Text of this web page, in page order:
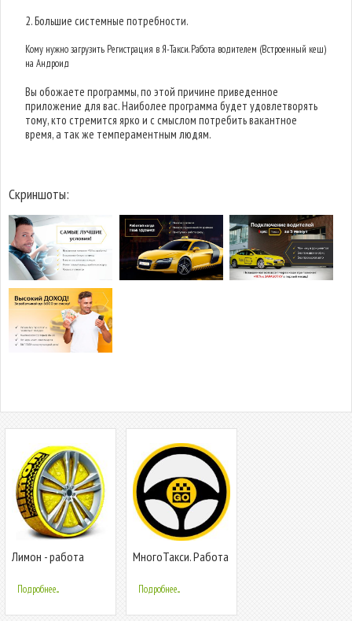
2. Большие системные потребности.
Кому нужно загрузить Регистрация в Я-Такси. Работа водителем (Встроенный кеш)
на Андроид
Вы обожаете программы, по этой причине приведенное
приложение для вас. Наиболее программа будет удовлетворять
тому, кто стремится ярко и с смыслом потребить вакантное
время, а так же темпераментным людям.
Скриншоты:
Лимон - работа
Подробнее...
МногоТакси. Работа
Подробнее...